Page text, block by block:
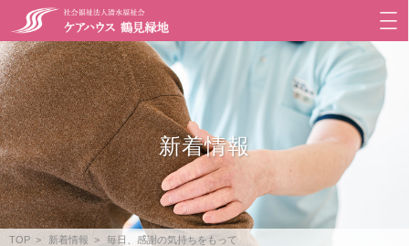
新着情報
TOP 新着情報 毎日、感謝の気持ちをもって